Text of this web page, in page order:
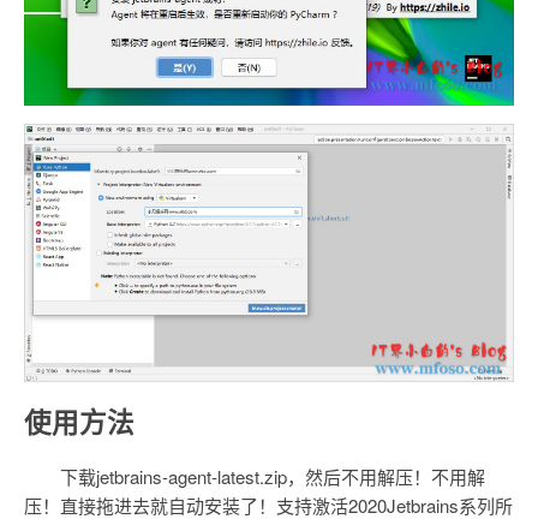
使用方法
下载jetbrains-agent-latest.zip，然后不用解压！不用解
压！直接拖进去就自动安装了！支持激活2020Jetbrains系列所